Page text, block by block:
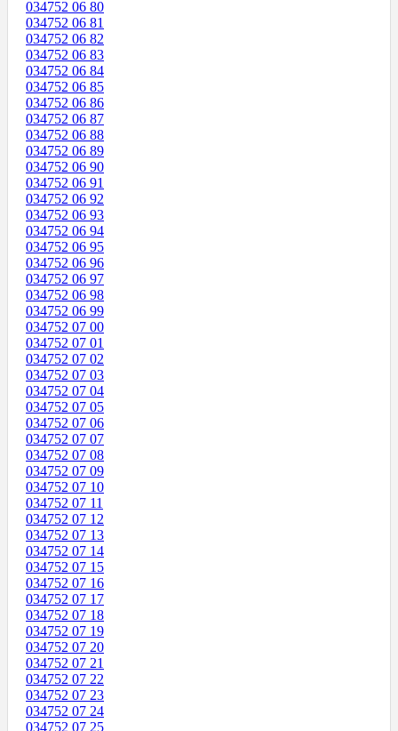
034752 06 80
034752 06 81
034752 06 82
034752 06 83
034752 06 84
034752 06 85
034752 06 86
034752 06 87
034752 06 88
034752 06 89
034752 06 90
034752 06 91
034752 06 92
034752 06 93
034752 06 94
034752 06 95
034752 06 96
034752 06 97
034752 06 98
034752 06 99
034752 07 00
034752 07 01
034752 07 02
034752 07 03
034752 07 04
034752 07 05
034752 07 06
034752 07 07
034752 07 08
034752 07 09
034752 07 10
034752 07 11
034752 07 12
034752 07 13
034752 07 14
034752 07 15
034752 07 16
034752 07 17
034752 07 18
034752 07 19
034752 07 20
034752 07 21
034752 07 22
034752 07 23
034752 07 24
034752 07 25